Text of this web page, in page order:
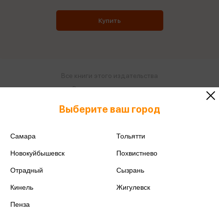
ISBN 978-5-389-32432-9
Купить
Все книги этого автора
Поделиться
Выберите ваш город
Самара Тольятти
Новокуйбышевск Похвистнево
Отрадный Сызрань
Кинель Жигулевск
Пенза